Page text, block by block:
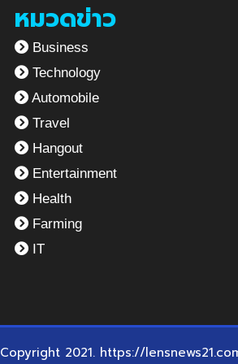
หมวดข่าว
Business
Technology
Automobile
Travel
Hangout
Entertainment
Health
Farming
IT
2021. https://